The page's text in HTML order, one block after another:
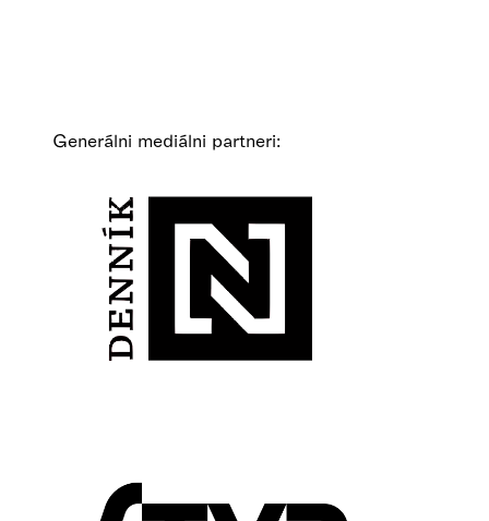
Generálni mediálni partneri: